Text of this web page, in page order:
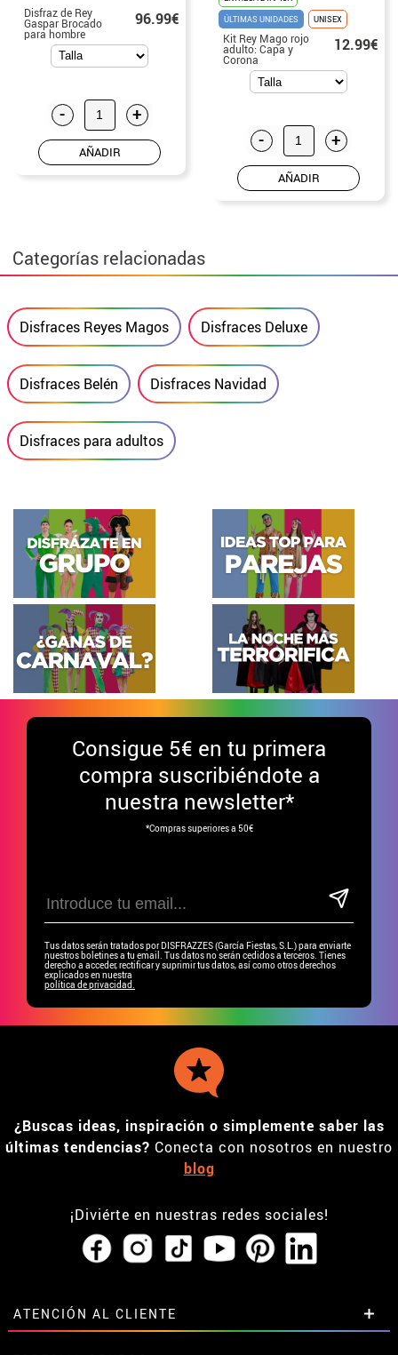
Disfraz de Rey
Gaspar Brocado
para hombre
96.99€
- +
AÑADIR
ÚLTIMAS UNIDADES
UNISEX
Kit Rey Mago rojo
adulto: Capa y
Corona
12.99€
- +
AÑADIR
Categorías relacionadas
Disfraces Reyes Magos Disfraces Deluxe
Disfraces Belén Disfraces Navidad
Disfraces para adultos
Consigue 5€ en tu primera
compra suscribiéndote a
nuestra newsletter*
*Compras superiores a 50€
Tus datos serán tratados por DISFRAZZES (García Fiestas, S.L.) para enviarte
nuestros boletines a tu email. Tus datos no serán cedidos a terceros. Tienes
derecho a acceder, rectificar y suprimir tus datos, así como otros derechos
explicados en nuestra
política de privacidad.
¿Buscas ideas, inspiración o simplemente saber las
últimas tendencias? Conecta con nosotros en nuestro
blog
¡Diviérte en nuestras redes sociales!
ATENCIÓN AL CLIENTE